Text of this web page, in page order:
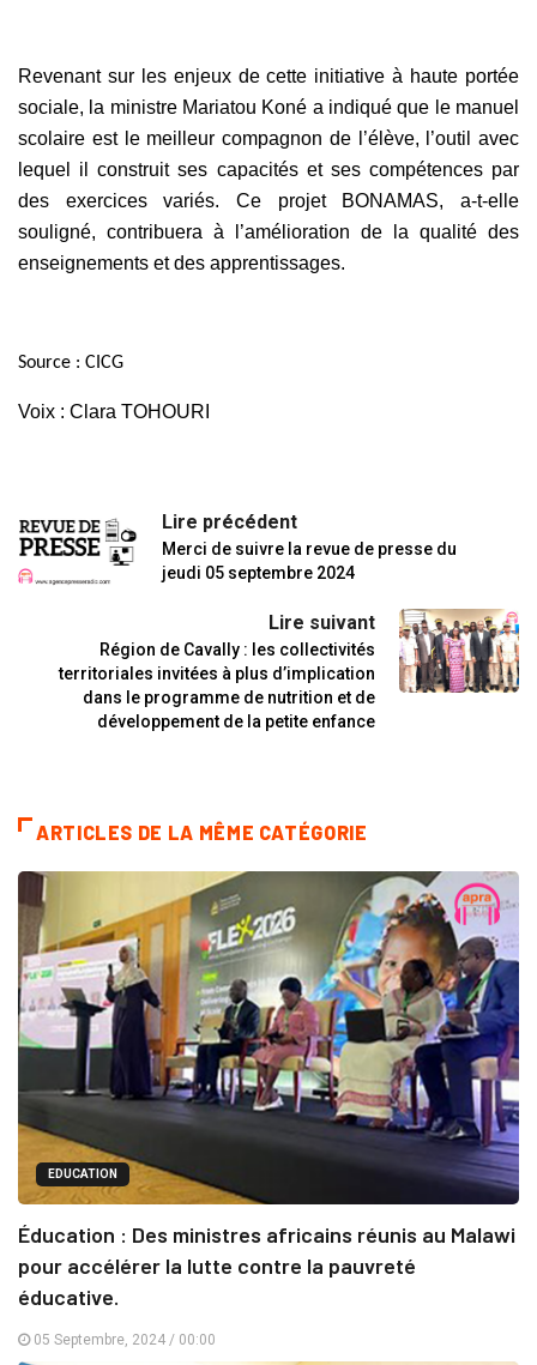
Revenant sur les enjeux de cette initiative à haute portée
sociale, la ministre Mariatou Koné a indiqué que le manuel
scolaire est le meilleur compagnon de l’élève, l’outil avec
lequel il construit ses capacités et ses compétences par
des exercices variés. Ce projet BONAMAS, a-t-elle
souligné, contribuera à l’amélioration de la qualité des
enseignements et des apprentissages.
Source : CICG
Voix : Clara TOHOURI
Lire précédent
Merci de suivre la revue de presse du
jeudi 05 septembre 2024
Lire suivant
Région de Cavally : les collectivités
territoriales invitées à plus d’implication
dans le programme de nutrition et de
développement de la petite enfance
ARTICLES DE LA MÊME CATÉGORIE
EDUCATION
Éducation : Des ministres africains réunis au Malawi
pour accélérer la lutte contre la pauvreté
éducative.
05 Septembre, 2024 / 00:00